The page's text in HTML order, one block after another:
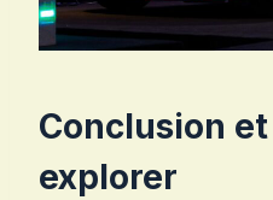
Conclusion
explorer